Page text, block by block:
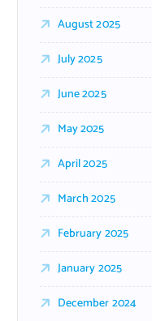
August 2025
July 2025
June 2025
May 2025
April 2025
March 2025
February 2025
January 2025
December 2024